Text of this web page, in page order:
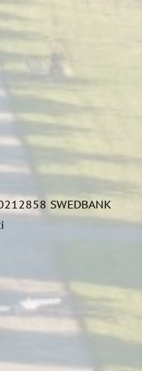
SWEDBANK